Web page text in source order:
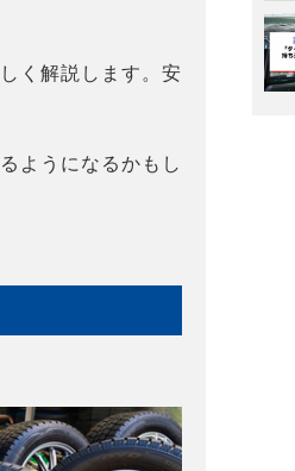
く解説します。安
ようになるかもし